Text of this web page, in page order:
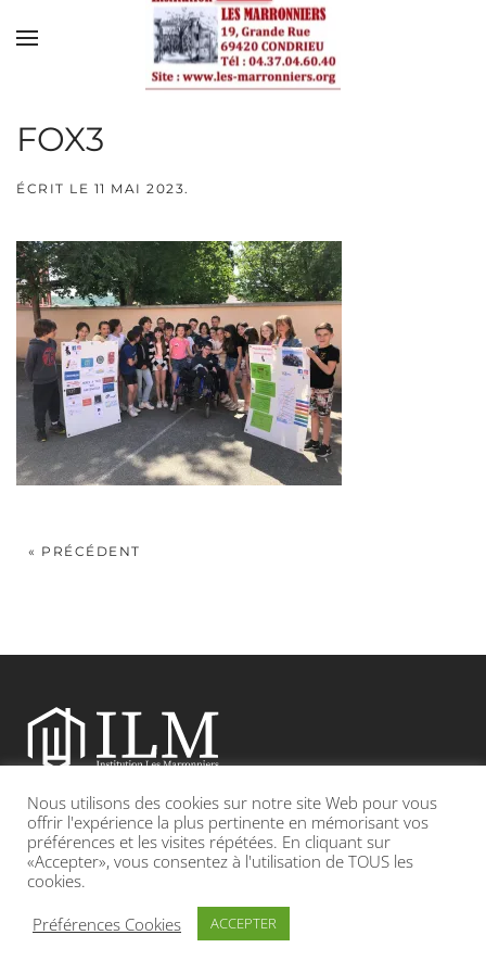
Skip to main content
FOX3
ÉCRIT LE 11 MAI 2023.
« PRÉCÉDENT
Etablissement catholique sous contrat d’association avec l’Etat
Adresse : 19, Grande rue 69420 CONDRIEU
INFOS LÉGALES POLITIQUE DE CONFIDENTIALITÉ
Nous utilisons des cookies sur notre site Web pour vous
offrir l'expérience la plus pertinente en mémorisant vos
préférences et les visites répétées. En cliquant sur
«Accepter», vous consentez à l'utilisation de TOUS les
cookies.
Préférences Cookies
ACCEPTER